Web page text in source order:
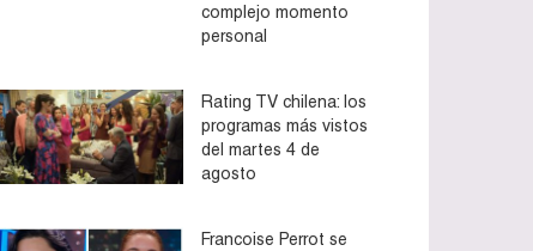
complejo momento
personal
Rating TV chilena: los
programas más vistos
del martes 4 de
agosto
Francoise Perrot se